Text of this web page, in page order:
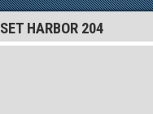
HARBOR 204